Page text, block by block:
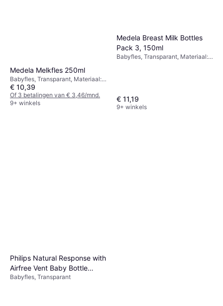
Medela Melkfles 250ml
Babyfles, Transparant, Materiaal:
Plastic, Polypropyleen
€ 10,39
Of 3 betalingen van € 3,46/mnd.
9+ winkels
Medela Breast Milk Bottles
Pack 3, 150ml
Babyfles, Transparant, Materiaal:
€ 11,19
9+ winkels
Philips Natural Response with
Airfree Vent Baby Bottle
125ml
Babyfles, Transparant